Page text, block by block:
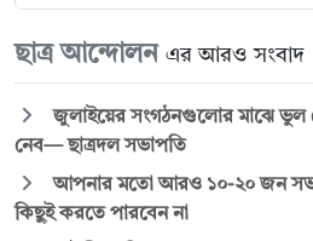
ছাত্র আন্দোলন এর আরও সংবাদ
জুলাইয়ের সংগঠনগুলোর মাঝে ভুল
নেব— ছাত্রদল সভাপতি
আপনার মতো আরও ১০-২০ জন
কিছুই করতে পারবেন না